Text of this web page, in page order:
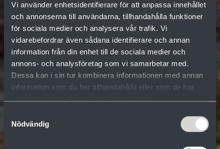
Vi använder enhetsidentifierare för att anpassa innehållet
och annonserna till användarna, tillhandahålla funktioner
för sociala medier och analysera vår trafik. Vi
vidarebefordrar även sådana identifierare och annan
information från din enhet till de sociala medier och
annons- och analysföretag som vi samarbetar med.
Dessa kan i sin tur kombinera informationen med annan
information som du har tillhandahållit eller som de har
Nödvändig